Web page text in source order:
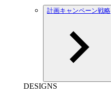
計画キャンペーン戦略
DESIGNS